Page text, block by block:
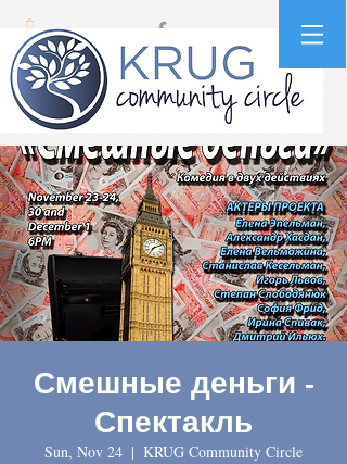
Смешные деньги -
Спектакль
Sun, Nov 24
  |
KRUG Community Circle